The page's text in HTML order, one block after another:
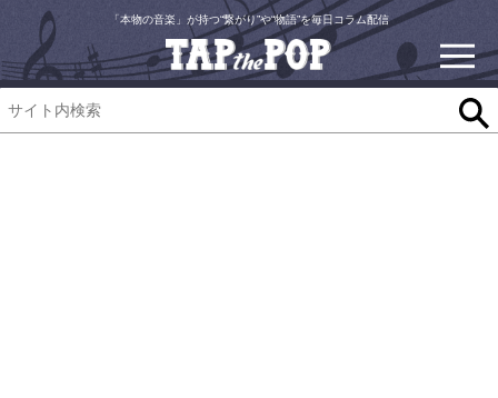
「本物の音楽」が持つ“繋がり”や“物語”を毎日コラム配信